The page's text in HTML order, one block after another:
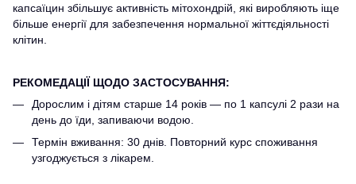
капсаїцин збільшує активність мітохондрій, які виробляють іще
більше енергії для забезпечення нормальної жіттєдіяльності
клітин.
РЕКОМЕДАЦІЇ ЩОДО ЗАСТОСУВАННЯ:
Дорослим і дітям старше 14 років — по 1 капсулі 2 рази на
день до їди, запиваючи водою.
Термін вживання: 30 днів. Повторний курс споживання
узгоджується з лікарем.